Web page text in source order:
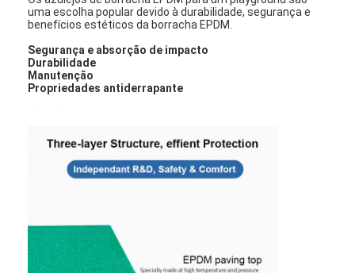
uma escolha popular devido à durabilidade, segurança e
benefícios estéticos da borracha EPDM.
Segurança e absorção de impacto
Durabilidade
Manutenção
Propriedades antiderrapante